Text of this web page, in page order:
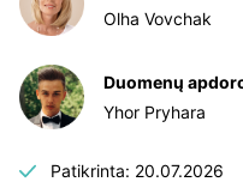
Olha Vovchak
Duomenų
Yhor Pryhara
Patikrinta: 20.07.2026